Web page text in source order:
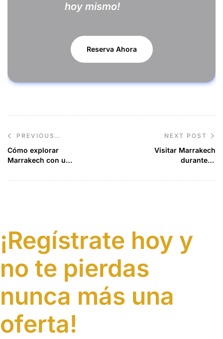
hoy mismo!
Reserva Ahora
PREVIOUS
POST
Cómo explorar
Marrakech con un
limitado
NEXT POST
Visitar Marrakech
durante el
¡Regístrate hoy y
no te pierdas
nunca más una
oferta!